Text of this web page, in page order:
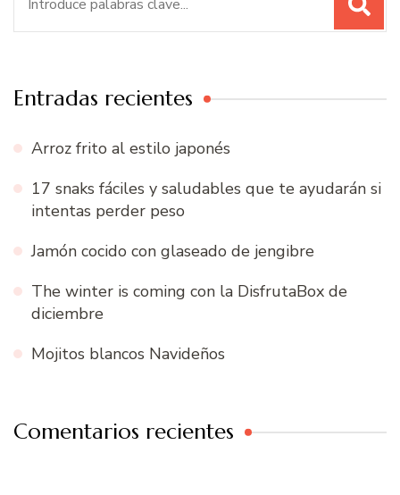
Entradas recientes
Arroz frito al estilo japonés
17 snaks fáciles y saludables que te ayudarán si
intentas perder peso
Jamón cocido con glaseado de jengibre
The winter is coming con la DisfrutaBox de
diciembre
Mojitos blancos Navideños
Comentarios recientes